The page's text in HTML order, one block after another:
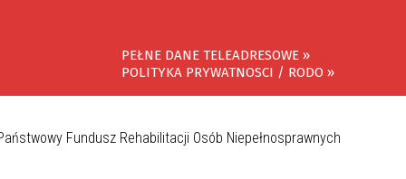
PEŁNE DANE TELEADRESOWE »
POLITYKA PRYWATNOSCI / RODO »